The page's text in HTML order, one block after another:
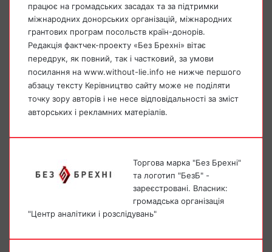
працює на громадських засадах та за підтримки
міжнародних донорських організацій, міжнародних
грантових програм посольств країн-донорів.
Редакція фактчек-проекту «Без Брехні» вітає
передрук, як повний, так і частковий, за умови
посилання на www.without-lie.info не нижче першого
абзацу тексту Керівництво сайту може не поділяти
точку зору авторів і не несе відповідальності за зміст
авторських і рекламних матеріалів.
Торгова марка "Без Брехні"
та логотип "БезБ" -
зареєстровані. Власник:
громадська організація
"Центр аналітики і розслідувань"